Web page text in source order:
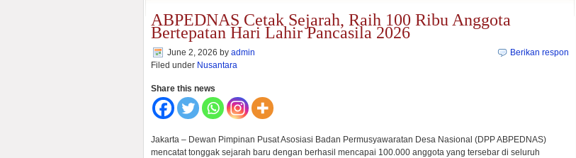
ABPEDNAS Cetak Sejarah, Raih 100 Ribu Anggota
Bertepatan Hari Lahir Pancasila 2026
June 2, 2026 by admin
Filed under Nusantara
Berikan respon
Share this news
Jakarta – Dewan Pimpinan Pusat Asosiasi Badan Permusyawaratan Desa Nasional (DPP ABPEDNAS)
mencatat tonggak sejarah baru dengan berhasil mencapai 100.000 anggota yang tersebar di seluruh